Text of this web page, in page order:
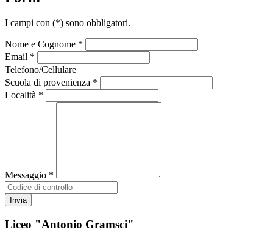
I campi con (*) sono obbligatori.
Nome e Cognome *
Email *
Telefono/Cellulare
Scuola di provenienza *
Località *
Messaggio *
Liceo "Antonio Gramsci"